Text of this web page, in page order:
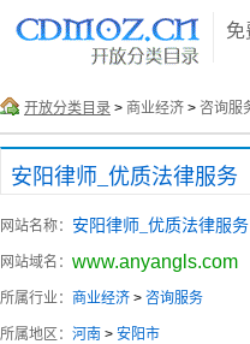
免
开放分类目录 > 商业经济 > 咨询服
安阳律师_优质法律服务
网站名称： 安阳律师_优质法律服务
网站域名： www.anyangls.com
所属行业： 商业经济 > 咨询服务
所属地区： 河南 > 安阳市